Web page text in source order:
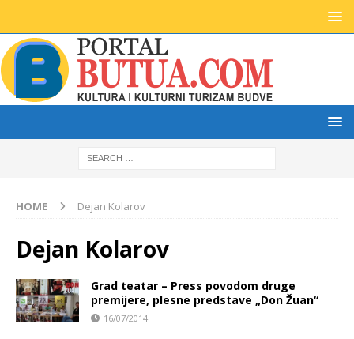
HOME Dejan Kolarov
Dejan Kolarov
Grad teatar – Press povodom druge
premijere, plesne predstave „Don Žuan“
16/07/2014